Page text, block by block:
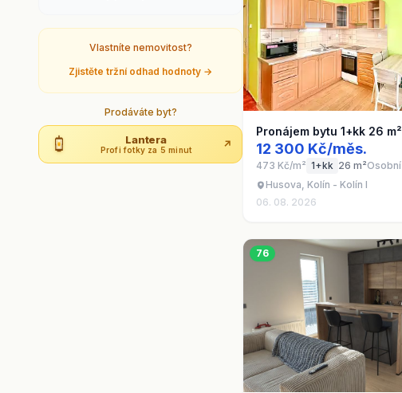
Vlastníte nemovitost?
Zjistěte tržní odhad hodnoty →
Prodáváte byt?
Lantera
Profi fotky za 5 minut ↗
Pronájem bytu 1+kk 26 m²
12 300 Kč/měs.
473 Kč/m² 1+kk 26 m²Osobní
Husova, Kolín - Kolín I
06. 08. 2026
76